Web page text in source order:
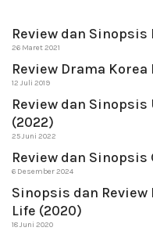
Review dan Sinopsis
26 Maret 2021
Review Drama
12 Juli 2019
Review dan
(2022)
25 Juni 2022
Review dan Sinopsis
6 Desember 2024
Sinopsis dan
Life (2020)
18 Juni 2020